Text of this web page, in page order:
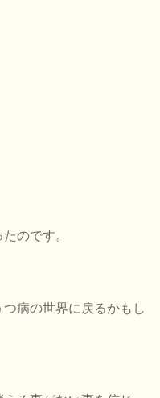
のです。
病の世界に戻るかもし